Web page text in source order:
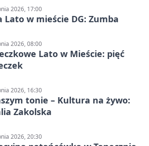
2026, 17:00
Lato w mieście DG: Zumba
2026, 08:00
Lato w Mieście: pięć
2026, 16:30
tonie – Kultura na żywo:
Zakolska
2026, 20:30